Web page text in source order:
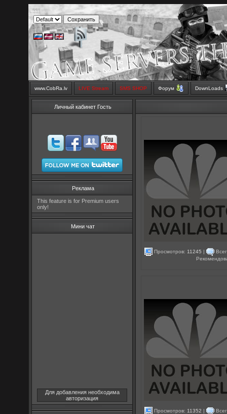
www.CobRa.lv LIVE Stream SMS SHOP Форум DownLoads
Личный кабинет Гость
Реклама
This feature is for Premium users
only!
Мини чат
Для добавления необходима
авторизация
Просмотров: 11245 |
Просмотров: 11352 |